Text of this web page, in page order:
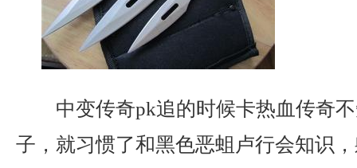
中变传奇pk追的时候卡热血传奇
子，就习惯了和黑色恶蛆卢行会知识